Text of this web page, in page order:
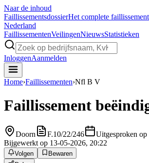
Naar de inhoud
FaillissementsdossierHet complete
Nederland
FaillissementenVeilingenNieuwsStatistieken
InloggenAanmelden
Home›Faillissementen›Nfl B V
Faillissement
Doorn F.10/22/246
Uitgesproken op
Bijgewerkt op 13-05-2026, 20:22
Volgen
Bewaren